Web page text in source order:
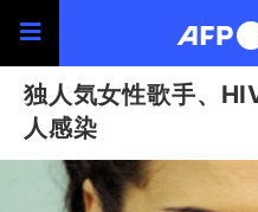
独人気女性歌手、
人感染